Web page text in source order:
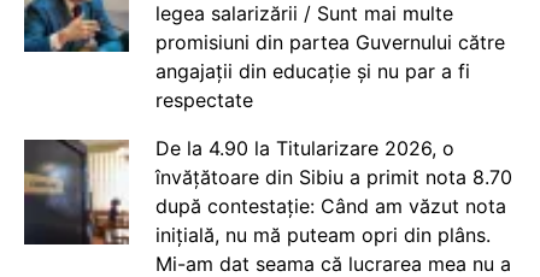
legea salarizării / Sunt mai multe
promisiuni din partea Guvernului către
angajații din educație și nu par a fi
respectate
De la 4.90 la Titularizare 2026, o
învățătoare din Sibiu a primit nota 8.70
după contestație: Când am văzut nota
inițială, nu mă puteam opri din plâns.
Mi-am dat seama că lucrarea mea nu a